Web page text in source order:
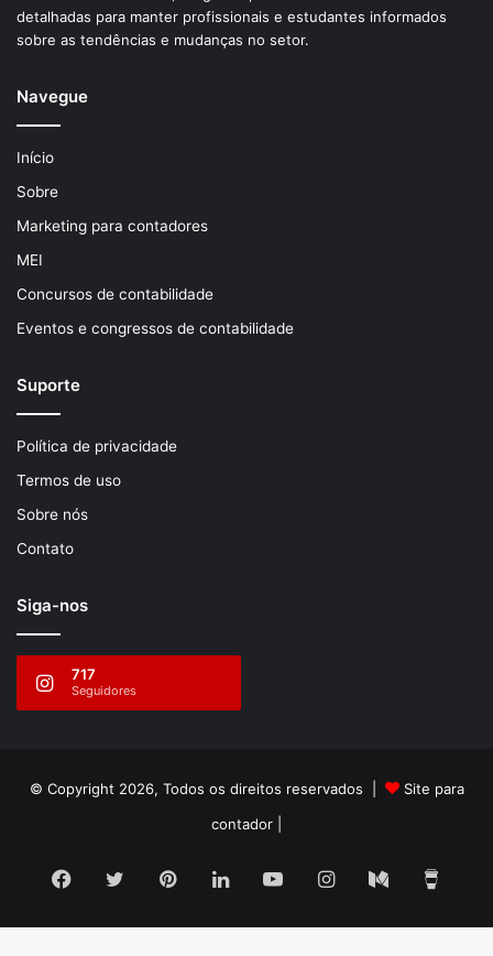
detalhadas para manter profissionais e estudantes informados
sobre as tendências e mudanças no setor.
Navegue
Início
Sobre
Marketing para contadores
MEI
Concursos de contabilidade
Eventos e congressos de contabilidade
Suporte
Política de privacidade
Termos de uso
Sobre nós
Contato
Siga-nos
717
Seguidores
© Copyright 2026, Todos os direitos reservados |
Site para
contador